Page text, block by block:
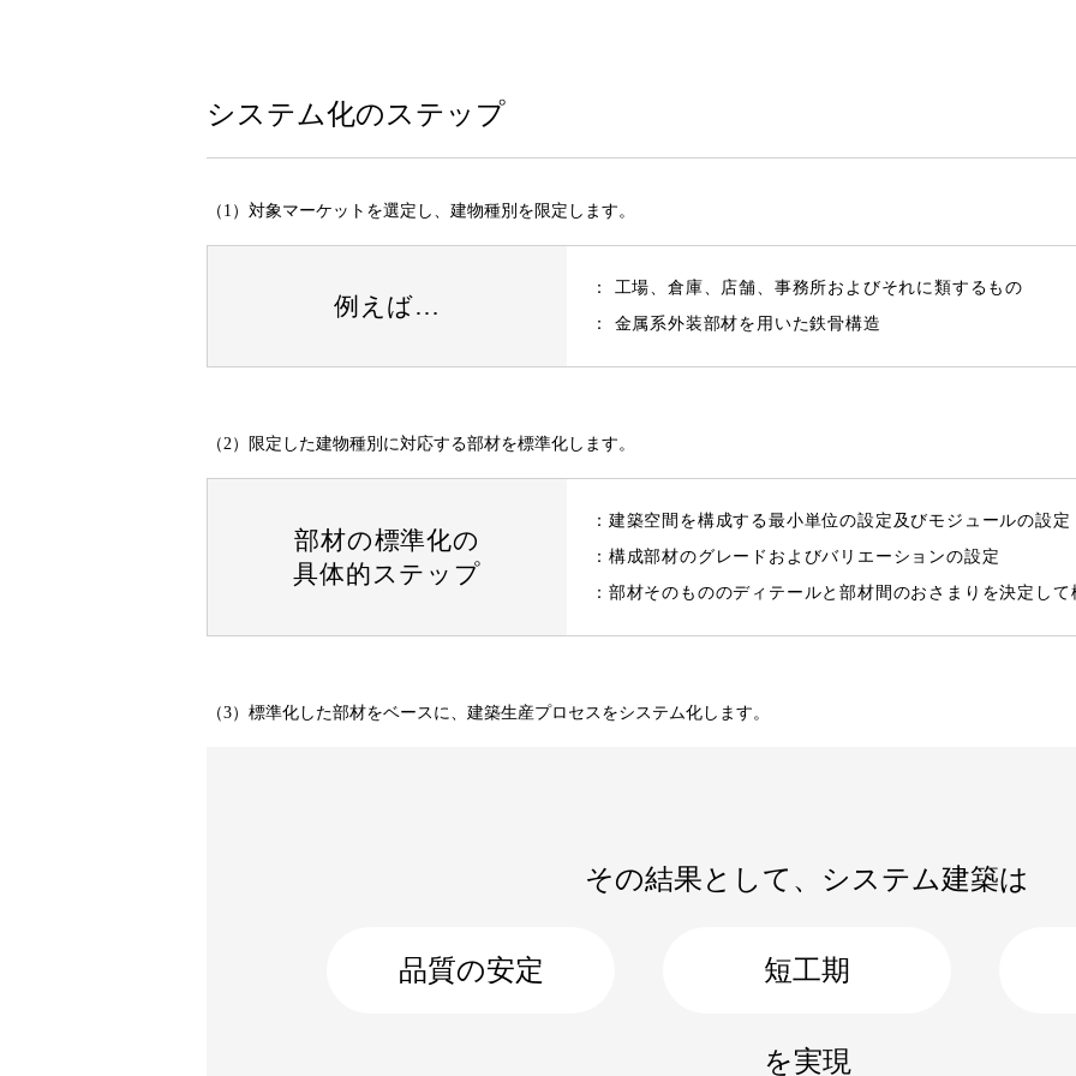
システム化のステップ
（1）対象マーケットを選定し、建物種別を限定します。
例えば…
：
工場、倉庫、店舗、事務所およびそれに類するもの
：
金属系外装部材を用いた鉄骨構造
（2）限定した建物種別に対応する部材を標準化します。
部材の標準化の
具体的ステップ
： 建築空間を構成する最小単位の設定及びモジュールの設定
： 構成部材のグレードおよびバリエーションの設定
： 部材そのもののディテールと部材間のおさまりを決定して
（3）標準化した部材をベースに、建築生産プロセスをシステム化します。
その結果として、 システム建築は
品質の安定 短工期
を実現